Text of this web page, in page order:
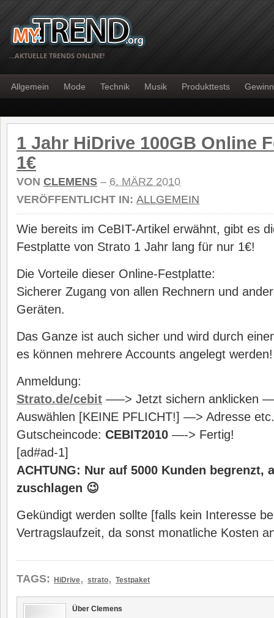
…AKTUELLE TRENDS ONLINE!
Allgemein Mode Technik Musik Produkttests
1 Jahr HiDrive 100GB Online
1€
VON CLEMENS – 6. MÄRZ 2010
VERÖFFENTLICHT IN: ALLGEMEIN
Wie bereits im CeBIT-Artikel erwähnt, gibt es
Festplatte von Strato 1 Jahr lang für nur 1€!
Die Vorteile dieser Online-Festplatte:
Sicherer Zugang von allen Rechnern und
Geräten.
Das Ganze ist auch sicher und wird durch
es können mehrere Accounts angelegt werden!
Anmeldung:
Strato.de/cebit —–> Jetzt sichern anklicken
Auswählen [KEINE PFLICHT!] —> Adresse
Gutscheincode: CEBIT2010 —-> Fertig!
[ad#ad-1]
ACHTUNG: Nur auf 5000 Kunden begrenzt,
zuschlagen 😉
Gekündigt werden sollte [falls kein Interesse
Vertragslaufzeit, da sonst monatliche Kosten
TAGS: HiDrive, strato, Testpaket
Über Clemens